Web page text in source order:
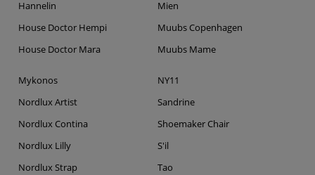
Hannelin
House Doctor Hempi
House Doctor Mara
Mien
Muubs Copenhagen
Muubs Mame
Mykonos
Nordlux Artist
Nordlux Contina
Nordlux Lilly
Nordlux Strap
NY11
Sandrine
Shoemaker Chair
S'il
Tao